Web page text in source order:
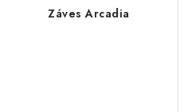
Záves Arcadia